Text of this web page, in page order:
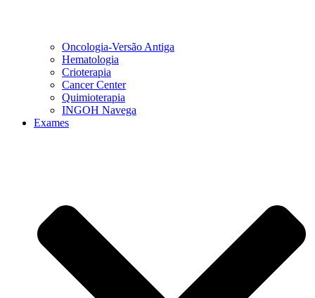
Oncologia-Versão Antiga
Hematologia
Crioterapia
Cancer Center
Quimioterapia
INGOH Navega
Exames